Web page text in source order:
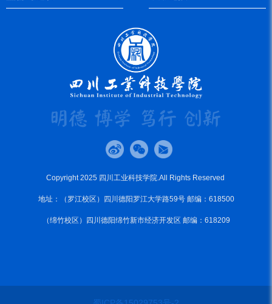
Copyright 2025 四川工业科技学院.All Rights Reserved
地址：（罗江校区）四川德阳罗江大学路59号 邮编：618500
（绵竹校区）四川德阳绵竹新市经济开发区 邮编：618209